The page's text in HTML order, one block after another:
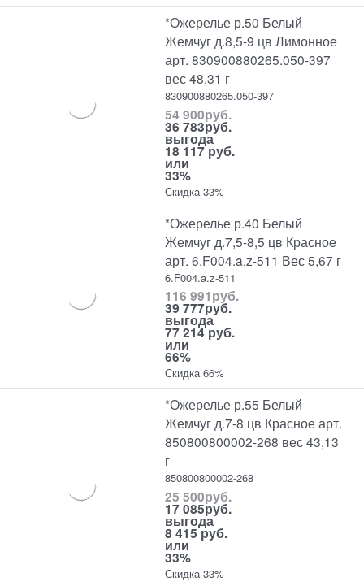
*Ожерелье р.50 Белый
Жемчуг д.8,5-9 цв Лимонное
арт. 830900880265.050-397
вес 48,31 г
830900880265.050-397
54 900руб.
36 783руб.
выгода
18 117 руб.
или
33%
Скидка 33%
*Ожерелье р.40 Белый
Жемчуг д.7,5-8,5 цв Красное
арт. 6.F004.a.z-511 Вес 5,67 г
6.F004.a.z-511
116 991руб.
39 777руб.
выгода
77 214 руб.
или
66%
Скидка 66%
*Ожерелье р.55 Белый
Жемчуг д.7-8 цв Красное арт.
850800800002-268 вес 43,13
г
850800800002-268
25 500руб.
17 085руб.
выгода
8 415 руб.
или
33%
Скидка 33%